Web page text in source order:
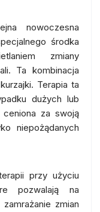
nowoczesna
środka
zmiany
Ta kombinacja
Terapia ta
dużych lub
za swoją
niepożądanych
przy użyciu
pozwalają na
zmian